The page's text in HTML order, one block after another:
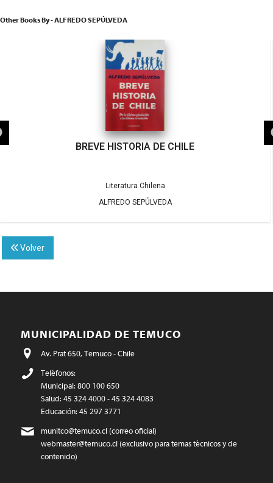
Other Books By - ALFREDO SEPÚLVEDA
BREVE HISTORIA DE CHILE
Literatura Chilena
ALFREDO SEPÚLVEDA
Volver
MUNICIPALIDAD DE TEMUCO
Av. Prat 650, Temuco - Chile
Teléfonos:
Municipal: 800 100 650
Salud: 45 324 4000 - 45 324 4083
Educación: 45 297 3771
munitco@temuco.cl(correo oficial)
webmaster@temuco.cl(exclusivo para temas técnicos y de
contenido)